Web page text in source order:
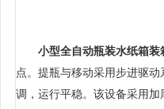
小型全自动瓶装水纸箱装
点。提瓶与移动采用步进驱
调，运行平稳。该设备采用